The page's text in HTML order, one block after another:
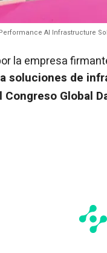
AI Infrastructure
la empresa
soluciones de
Global